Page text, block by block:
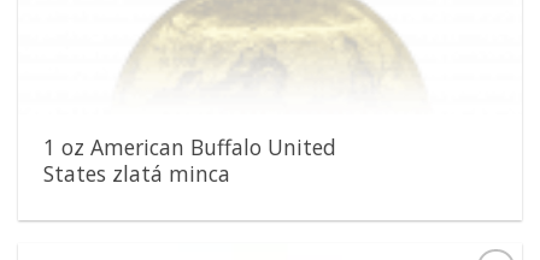
1 oz American Buffalo United
States zlatá minca